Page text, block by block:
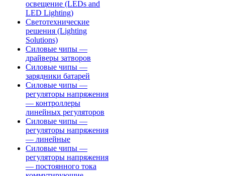
освещение (LEDs and
LED Lighting)
Светотехнические
решения (Lighting
Solutions)
Силовые чипы —
драйверы затворов
Силовые чипы —
зарядники батарей
Силовые чипы —
регуляторы напряжения
— контроллеры
линейных регуляторов
Силовые чипы —
регуляторы напряжения
— линейные
Силовые чипы —
регуляторы напряжения
— постоянного тока